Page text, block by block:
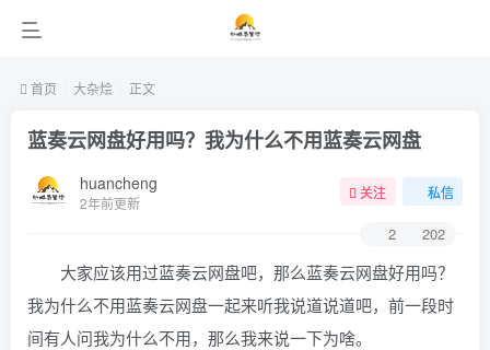
首页 大杂烩 正文
蓝奏云网盘好用吗？我为什么不用蓝奏云网盘
huancheng
2年前更新
关注 私信
2 202
大家应该用过蓝奏云网盘吧，那么蓝奏云网盘好用吗？
我为什么不用蓝奏云网盘一起来听我说道说道吧，前一段时
间有人问我为什么不用，那么我来说一下为啥。